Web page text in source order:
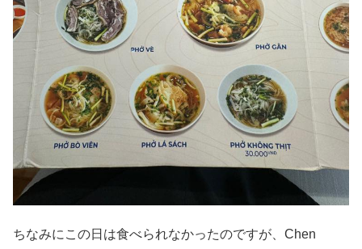
ちなみにこの日は食べられなかったのですが、Chen